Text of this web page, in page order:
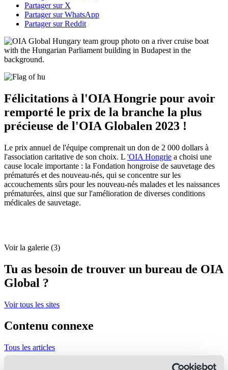
Partager sur X
Partager sur WhatsApp
Partager sur Reddit
Félicitations à l'OIA Hongrie pour avoir
remporté le prix de la branche la plus
précieuse de l'OIA Globalen 2023 !
Le prix annuel de l'équipe comprenait un don de 2 000 dollars à
l'association caritative de son choix. L 'OIA Hongrie a choisi une
cause locale importante : la Fondation hongroise de sauvetage des
prématurés et des nouveau-nés, qui se concentre sur les
accouchements sûrs pour les nouveau-nés malades et les naissances
prématurées, ainsi que sur l'amélioration de diverses conditions
médicales de sauvetage.
Voir la galerie (3)
Tu as besoin de trouver un bureau de OIA
Global ?
Voir tous les sites
Contenu connexe
Tous les articles